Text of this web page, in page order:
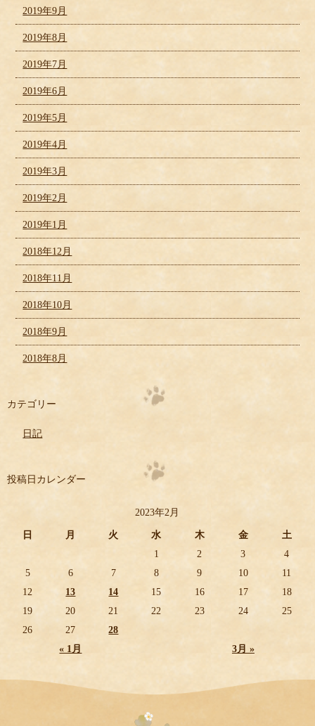
2019年9月
2019年8月
2019年7月
2019年6月
2019年5月
2019年4月
2019年3月
2019年2月
2019年1月
2018年12月
2018年11月
2018年10月
2018年9月
2018年8月
カテゴリー
日記
投稿日カレンダー
2023年2月
日 月 火 水 木 金 土
« 1月 3月 »
1 2 3
4
5
6 7 8 9 10
11
12
13 14 15 16 17
18
19
20 21 22 23 24
25
26
27 28